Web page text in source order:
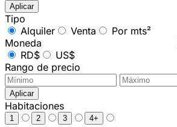
Aplicar
Tipo
Alquiler
Venta
Por mts²
Moneda
RD$
US$
Rango de precio
Aplicar
Habitaciones
1 2 3 4+